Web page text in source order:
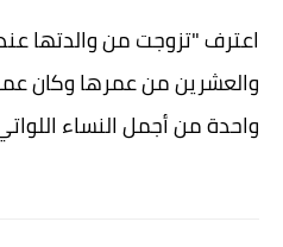
اعترف "تزوجت من والدتها
واحدة من أجمل النساء